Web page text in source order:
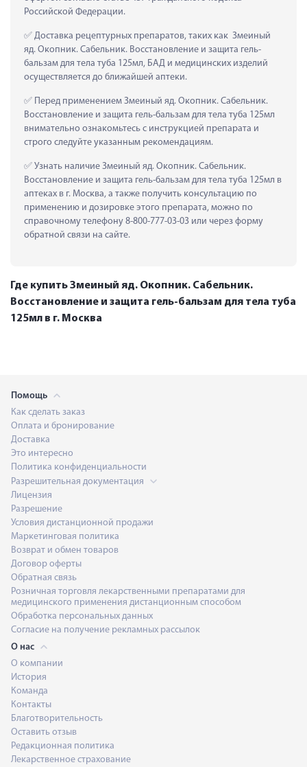
Российской Федерации.
Доставка рецептурных препаратов, таких как  Змеиный
яд. Окопник. Сабельник. Восстановление и защита гель-
бальзам для тела туба 125мл, БАД и медицинских изделий
осуществляется до ближайшей аптеки.
Перед применением Змеиный яд. Окопник. Сабельник.
Восстановление и защита гель-бальзам для тела туба 125мл
внимательно ознакомьтесь с инструкцией препарата и
строго следуйте указанным рекомендациям.
Узнать наличие Змеиный яд. Окопник. Сабельник.
Восстановление и защита гель-бальзам для тела туба 125мл в
аптеках в г. Москва, а также получить консультацию по
применению и дозировке этого препарата, можно по
справочному телефону 8-800-777-03-03 или через форму
обратной связи на сайте.
Где купить Змеиный яд. Окопник. Сабельник.
Восстановление и защита гель-бальзам для тела туба
125мл в г. Москва
Помощь
Как сделать заказ
Оплата и бронирование
Доставка
Это интересно
Политика конфиденциальности
Разрешительная документация
Лицензия
Разрешение
Условия дистанционной продажи
Маркетинговая политика
Возврат и обмен товаров
Договор оферты
Обратная связь
Розничная торговля лекарственными препаратами для
медицинского применения дистанционным способом
Обработка персональных данных
Согласие на получение рекламных рассылок
О нас
О компании
История
Команда
Контакты
Благотворительность
Оставить отзыв
Редакционная политика
Лекарственное страхование